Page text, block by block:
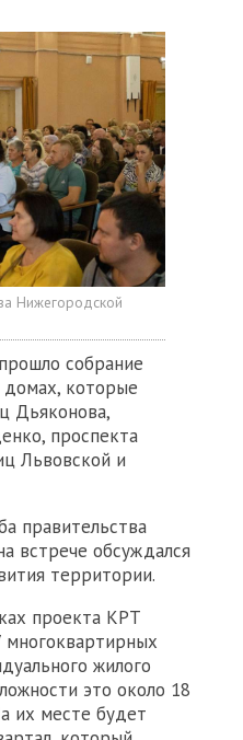
Нижегородской
собрание
которые
Дьяконова,
проспекта
Львовской и
правительства
встрече обсуждался
территории.
проекта КРТ
многоквартирных
жилого
это около 18
их месте будет